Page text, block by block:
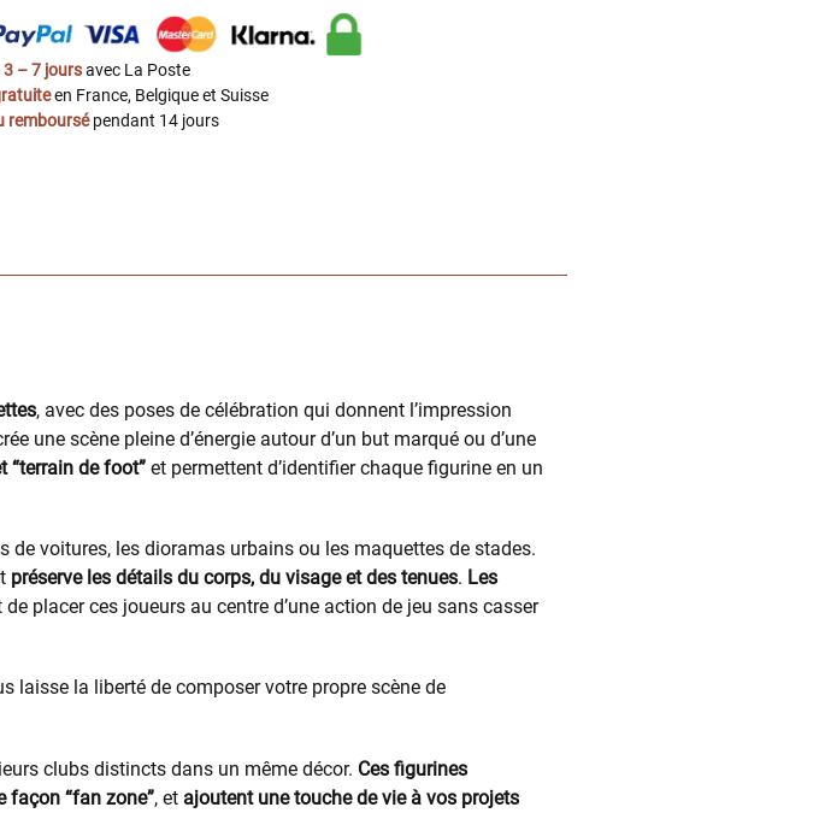
3 – 7 joursavec La Poste
en France, Belgique et Suisse
remboursépendant 14 jours
, avec des poses de célébration qui donnent l’impression
une scène pleine d’énergie autour d’un but marqué ou d’une
“terrain de foot” et permettent d’identifier chaque figurine en un
de voitures, les dioramas urbains ou les maquettes de stades.
préserve les détails du corps, du visage et des tenues. Les
de placer ces joueurs au centre d’une action de jeu sans casser
laisse la liberté de composer votre propre scène de
clubs distincts dans un même décor. Ces figurines
façon “fan zone”, et ajoutent une touche de vie à vos projets